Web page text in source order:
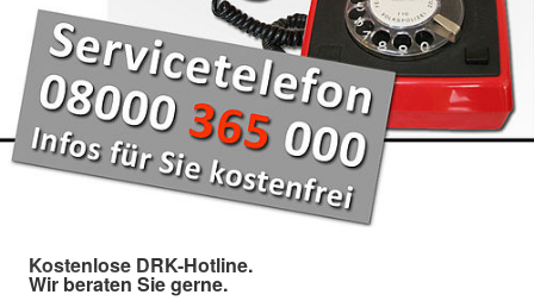
Kostenlose DRK-Hotline.
Wir beraten Sie gerne.